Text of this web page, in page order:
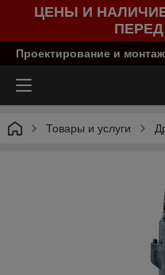
ЦЕНЫ И
Проектирование и
Товары и услуги